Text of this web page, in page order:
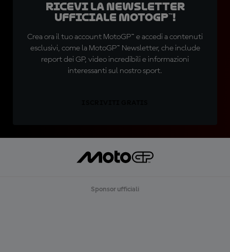
Ricevi la newsletter
ufficiale MotoGP™!
Crea ora il tuo account MotoGP™ e accedi a contenuti
esclusivi, come la MotoGP™ Newsletter, che include
report dei GP, video incredibili e informazioni
interessanti sul nostro sport.
Sponsor ufficiali